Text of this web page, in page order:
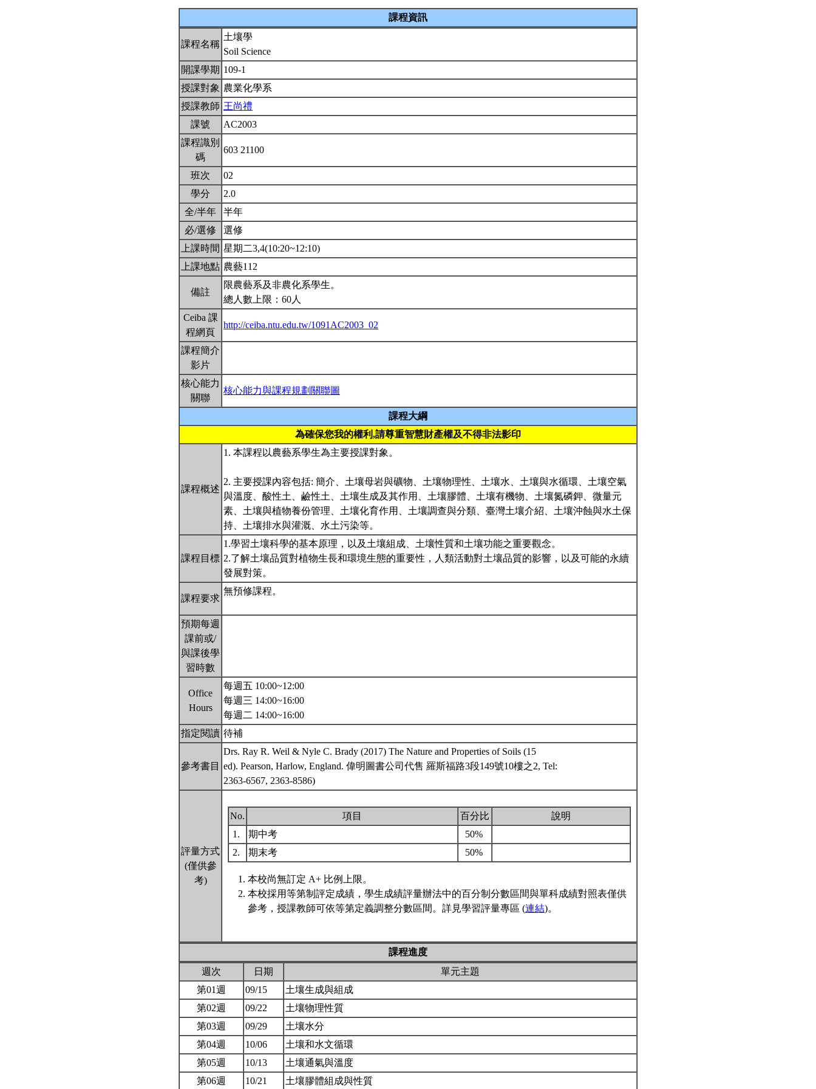
課程資訊
課程名稱
土壤學
Soil Science
開課學期 109-1
授課對象 農業化學系
授課教師 王尚禮
課號
AC2003
課程識別
碼
603 21100
班次
02
學分
2.0
全/半年
半年
必/選修
選修
上課時間 星期二3,4(10:20~12:10)
上課地點 農藝112
備註
限農藝系及非農化系學生。
總人數上限：60人
Ceiba 課
程網頁
http://ceiba.ntu.edu.tw/1091AC2003_02
課程簡介
影片
核心能力
關聯
核心能力與課程規劃關聯圖
課程大綱
為確保您我的權利,請尊重智慧財產權及不得非法影印
課程概述
1. 本課程以農藝系學生為主要授課對象。
2. 主要授課內容包括: 簡介、土壤母岩與礦物、土壤物理性、土壤水、土壤與水循環、土壤空氣
與溫度、酸性土、鹼性土、土壤生成及其作用、土壤膠體、土壤有機物、土壤氮磷鉀、微量元
素、土壤與植物養份管理、土壤化育作用、土壤調查與分類、臺灣土壤介紹、土壤沖蝕與水土保
持、土壤排水與灌溉、水土污染等。
課程目標
1.學習土壤科學的基本原理，以及土壤組成、土壤性質和土壤功能之重要觀念。
2.了解土壤品質對植物生長和環境生態的重要性，人類活動對土壤品質的影響，以及可能的永續
發展對策。
課程要求
無預修課程。
預期每週
課前或/
與課後學
習時數
Office
Hours
每週五 10:00~12:00
每週三 14:00~16:00
每週二 14:00~16:00
指定閱讀 待補
參考書目
Drs. Ray R. Weil & Nyle C. Brady (2017) The Nature and Properties of Soils (15
ed). Pearson, Harlow, England. 偉明圖書公司代售 羅斯福路3段149號10樓之2, Tel:
2363-6567, 2363-8586)
評量方式
(僅供參
考)
No. 項目 百分比
說明
1.
期中考
50%
2.
期末考 50%
本校尚無訂定 A+ 比例上限。
本校採用等第制評定成績，學生成績評量辦法中的百分制分數區間與單科成績對照表僅供
參考，授課教師可依等第定義調整分數區間。詳見學習評量專區 (連結)。
課程進度
週次
日期
單元主題
第01週
09/15
土壤生成與組成
第02週
09/22
土壤物理性質
第03週
09/29
土壤水分
第04週
10/06
土壤和水文循環
第05週
10/13
土壤通氣與溫度
第06週
10/21 土壤膠體組成與性質